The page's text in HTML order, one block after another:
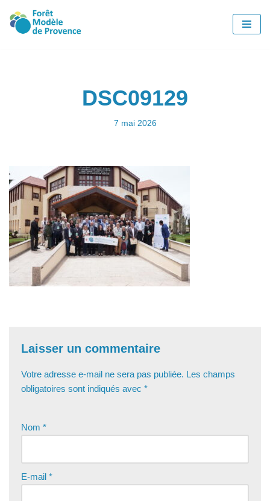
Aller
DSC09129
7 mai 2026
Laisser un commentaire
Votre adresse e-mail ne sera pas publiée. Les champs
obligatoires sont indiqués avec *
Nom *
E-mail *